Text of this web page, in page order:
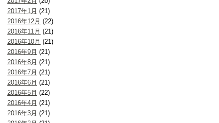
2017年1月 (21)
2016年12月 (22)
2016年11月 (21)
2016年10月 (21)
2016年9月 (21)
2016年8月 (21)
2016年7月 (21)
2016年6月 (21)
2016年5月 (22)
2016年4月 (21)
2016年3月 (21)